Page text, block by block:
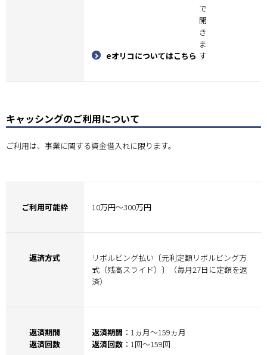
eオリコについてはこちら
キャッシングのご利用について
ご利用は、事業に関する資金借入れに限ります。
ご利用可能枠 10万円～300万円
返済方式
リボルビング払い〔元利定額リボルビング方
式（残高スライド）〕（毎月27日に定額を返
済）
返済期間
返済回数
返済期間 ：1ヵ月～159ヵ月
返済回数 ：1回～159回